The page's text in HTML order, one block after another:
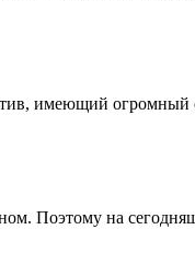
имеющий огромный
Поэтому на